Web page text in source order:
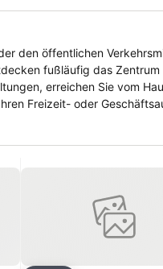
den öffentlichen
fußläufig das Zentrum
erreichen Sie vom
Freizeit- oder